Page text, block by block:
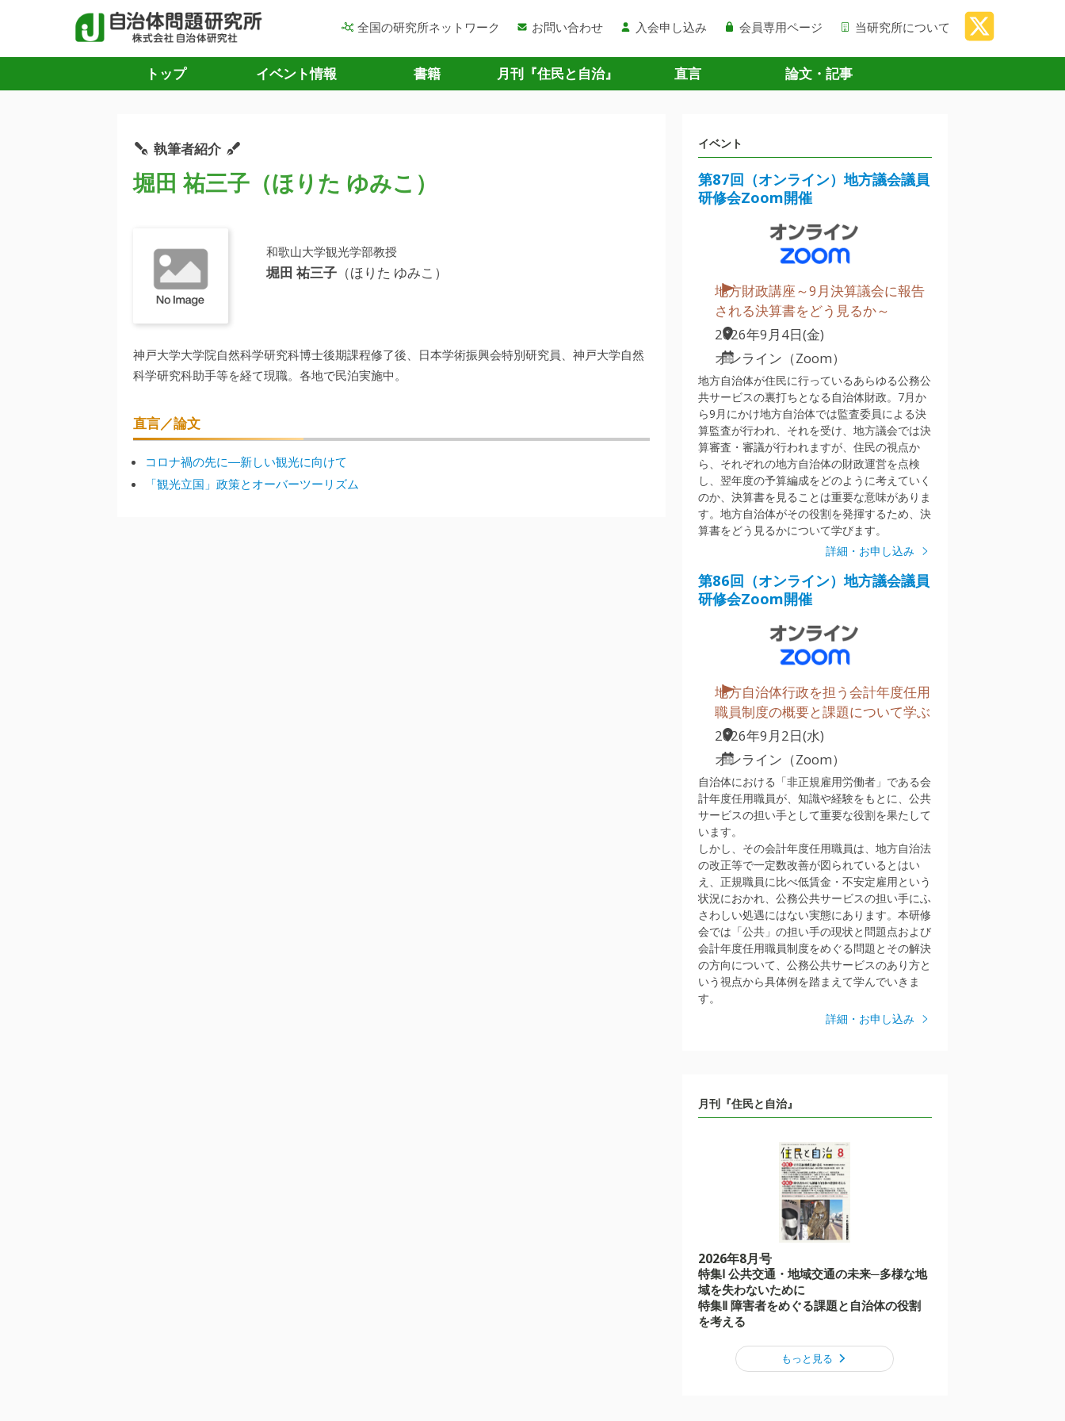
全国の研究所ネットワーク お問い合わせ 入会申し込み 会員専用ページ 当研究所について
トップ イベント情報 書籍 月刊『住民と自治』 直言 論文・記事
執筆者紹介
堀田 祐三子（ほりた ゆみこ）
和歌山大学観光学部教授
堀田 祐三子 （ほりた ゆみこ）
神戸大学大学院自然科学研究科博士後期課程修了後、日本学術振興会特別研究員、神戸大学自然
科学研究科助手等を経て現職。各地で民泊実施中。
直言／論文
コロナ禍の先に―新しい観光に向けて
「観光立国」政策とオーバーツーリズム
イベント
第87回（オンライン）地方議会議員
研修会Zoom開催
地方財政講座～9月決算議会に報告
される決算書をどう見るか～
2026年9月4日(金)
オンライン（Zoom）
地方自治体が住民に行っているあらゆる公務公
共サービスの裏打ちとなる自治体財政。7月か
ら9月にかけ地方自治体では監査委員による決
算監査が行われ、それを受け、地方議会では決
算審査・審議が行われますが、住民の視点か
ら、それぞれの地方自治体の財政運営を点検
し、翌年度の予算編成をどのように考えていく
のか、決算書を見ることは重要な意味がありま
す。地方自治体がその役割を発揮するため、決
算書をどう見るかについて学びます。
詳細・お申し込み
第86回（オンライン）地方議会議員
研修会Zoom開催
地方自治体行政を担う会計年度任用
職員制度の概要と課題について学ぶ
2026年9月2日(水)
オンライン（Zoom）
自治体における「非正規雇用労働者」である会
計年度任用職員が、知識や経験をもとに、公共
サービスの担い手として重要な役割を果たして
います。
しかし、その会計年度任用職員は、地方自治法
の改正等で一定数改善が図られているとはい
え、正規職員に比べ低賃金・不安定雇用という
状況におかれ、公務公共サービスの担い手にふ
さわしい処遇にはない実態にあります。本研修
会では「公共」の担い手の現状と問題点および
会計年度任用職員制度をめぐる問題とその解決
の方向について、公務公共サービスのあり方と
いう視点から具体例を踏まえて学んでいきま
す。
詳細・お申し込み
月刊『住民と自治』
2026年8月号
特集Ⅰ 公共交通・地域交通の未来─多様な地
域を失わないために
特集Ⅱ 障害者をめぐる課題と自治体の役割
を考える
もっと見る